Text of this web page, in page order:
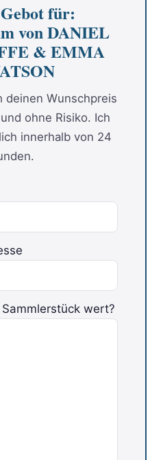
für:
von DANIEL
& EMMA
deinen Wunschpreis
ohne Risiko. Ich
innerhalb von 24
leer. wert?